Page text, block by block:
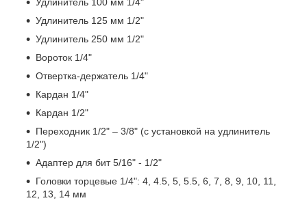
Удлинитель 125 мм 1/2"
Удлинитель 250 мм 1/2"
Вороток 1/4"
Отвертка-держатель 1/4"
Кардан 1/4"
Кардан 1/2"
Переходник 1/2" – 3/8" (с установкой на удлинитель
1/2")
Адаптер для бит 5/16" - 1/2"
Головки торцевые 1/4": 4, 4.5, 5, 5.5, 6, 7, 8, 9, 10, 11,
12, 13, 14 мм